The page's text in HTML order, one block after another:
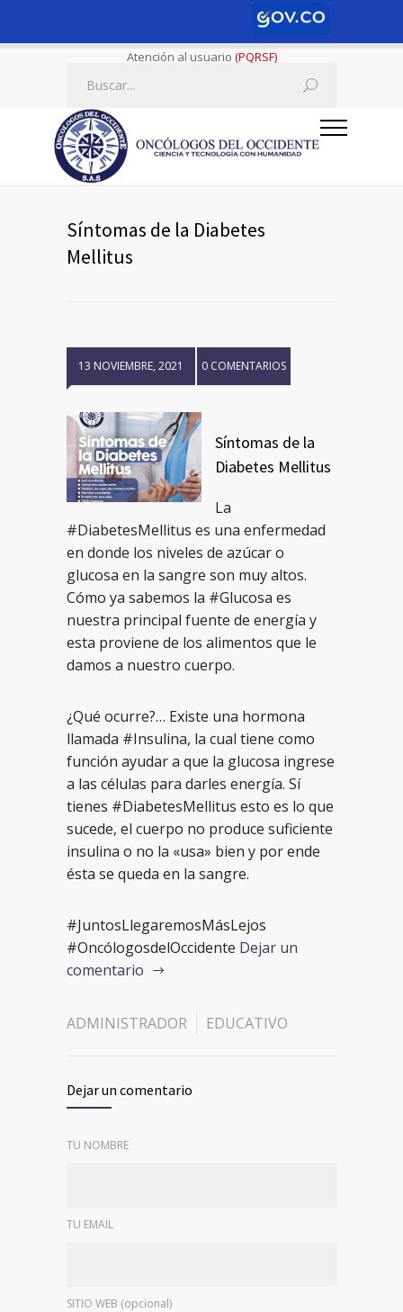
Atención al usuario (PQRSF)
Síntomas de la Diabetes
Mellitus
13 NOVIEMBRE, 2021 0 COMENTARIOS
Síntomas de la
Diabetes Mellitus
La
#DiabetesMellitus es una enfermedad
en donde los niveles de azúcar o
glucosa en la sangre son muy altos.
Cómo ya sabemos la #Glucosa es
nuestra principal fuente de energía y
esta proviene de los alimentos que le
damos a nuestro cuerpo.
¿Qué ocurre?… Existe una hormona
llamada #Insulina, la cual tiene como
función ayudar a que la glucosa ingrese
a las células para darles energía. Sí
tienes #DiabetesMellitus esto es lo que
sucede, el cuerpo no produce suficiente
insulina o no la «usa» bien y por ende
ésta se queda en la sangre.
#JuntosLlegaremosMásLejos
#OncólogosdelOccidente Dejar un
comentario
ADMINISTRADOR EDUCATIVO
Dejar un comentario
TU NOMBRE
TU EMAIL
SITIO WEB (opcional)